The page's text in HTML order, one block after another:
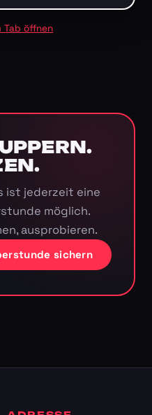
Tab öffnen
ist jederzeit eine
möglich.
ausprobieren.
sichern